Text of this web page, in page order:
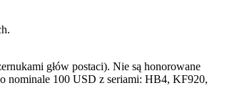
głów postaci). Nie są honorowane
nominale 100 USD z seriami: HB4, KF920,